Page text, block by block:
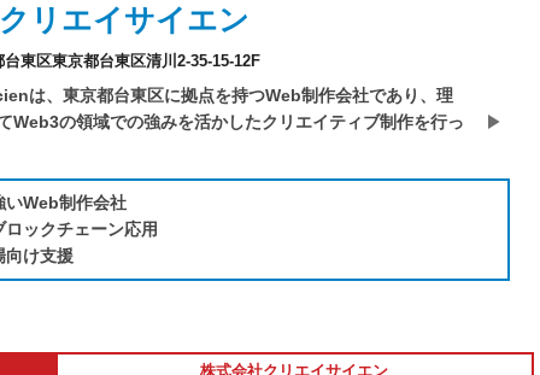
リエイサイエン
東区東京都台東区清川2-35-15-12F
は、東京都台東区に拠点を持つWeb制作会社であり、理
Web3の領域での強みを活かしたクリエイティブ制作を行っ
いWeb制作会社
ロックチェーン応用
向け支援
株式会社クリエイサイエン